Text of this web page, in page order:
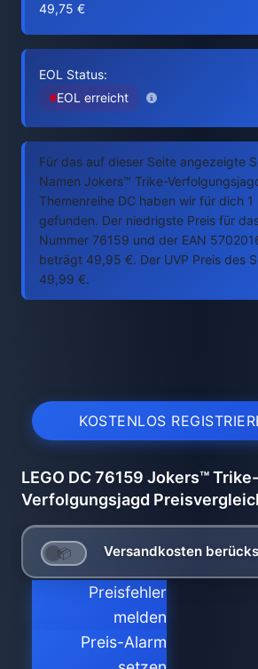
49,75 €
EOL Status:
EOL erreicht
Für das auf dieser Seite angezeigte
Namen Jokers™ Trike-
Themenreihe DC haben wir für dich 1
gefunden. Der niedrigste Preis für
Nummer 76159 und der EAN
beträgt 49,95 €. Der UVP Preis des
49,99 €.
KOSTENLOS
LEGO DC 76159 Jokers™ Trike-
Verfolgungsjagd
Versandkosten
Preisfehler
melden
Preis-Alarm